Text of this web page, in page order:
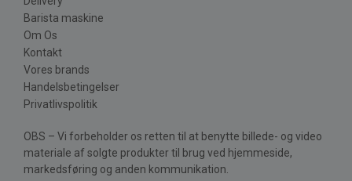
Barista maskine
Om Os
Kontakt
Vores brands
Handelsbetingelser
Privatlivspolitik
OBS – Vi forbeholder os retten til at benytte billede- og video
materiale af solgte produkter til brug ved hjemmeside,
markedsføring og anden kommunikation.